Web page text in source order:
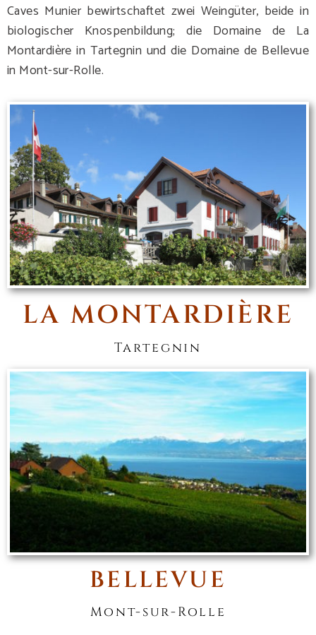
Caves Munier bewirtschaftet zwei Weingüter, beide in
biologischer Knospenbildung; die Domaine de La
Montardière in Tartegnin und die Domaine de Bellevue
in Mont-sur-Rolle.
LA MONTARDIÈRE
Tartegnin
BELLEVUE
Mont-sur-Rolle